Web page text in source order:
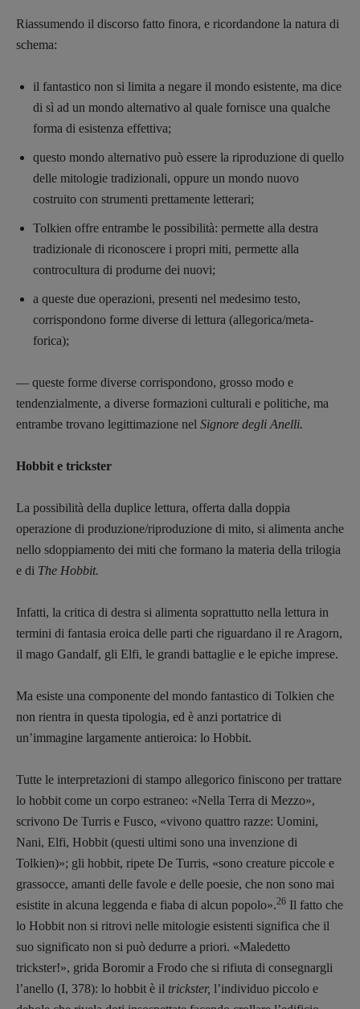
Riassumendo il discorso fatto finora, e ricordandone la natura di
schema:
il fantastico non si limita a negare il mondo esistente, ma dice
di sì ad un mondo alternativo al quale fornisce una qualche
forma di esistenza effettiva;
questo mondo alternativo può essere la riproduzione di quello
delle mitologie tradizionali, oppure un mondo nuovo
costruito con strumenti prettamente letterari;
Tolkien offre entrambe le possibilità: permette alla destra
tradizionale di riconoscere i propri miti, permette alla
controcultura di produrne dei nuovi;
a queste due operazioni, presenti nel medesimo testo,
corrispondono forme diverse di lettura (allegorica/meta-
forica);
— queste forme diverse corrispondono, grosso modo e
tendenzialmente, a diverse formazioni culturali e politiche, ma
entrambe trovano legittimazione nel Signore degli Anelli.
Hobbit e trickster
La possibilità della duplice lettura, offerta dalla doppia
operazione di produzione/riproduzione di mito, si alimenta anche
nello sdoppiamento dei miti che formano la materia della trilogia
e di The Hobbit.
Infatti, la critica di destra si alimenta soprattutto nella lettura in
termini di fantasia eroica delle parti che riguardano il re Aragorn,
il mago Gandalf, gli Elfi, le grandi battaglie e le epiche imprese.
Ma esiste una componente del mondo fantastico di Tolkien che
non rientra in questa tipologia, ed è anzi portatrice di
un’immagine largamente antieroica: lo Hobbit.
Tutte le interpretazioni di stampo allegorico finiscono per trattare
lo hobbit come un corpo estraneo: «Nella Terra di Mezzo»,
scrivono De Turris e Fusco, «vivono quattro razze: Uomini,
Nani, Elfi, Hobbit (questi ultimi sono una invenzione di
Tolkien)»; gli hobbit, ripete De Turris, «sono creature piccole e
grassocce, amanti delle favole e delle poesie, che non sono mai
esistite in alcuna leggenda e fiaba di alcun popolo».26 Il fatto che
lo Hobbit non si ritrovi nelle mitologie esistenti significa che il
suo significato non si può dedurre a priori. «Maledetto
trickster!», grida Boromir a Frodo che si rifiuta di consegnargli
l’anello (I, 378): lo hobbit è il trickster, l’individuo piccolo e